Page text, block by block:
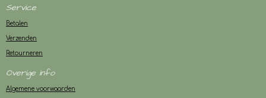
Service
Betalen
Verzenden
Retourneren
Overige info
Algemene voorwaarden